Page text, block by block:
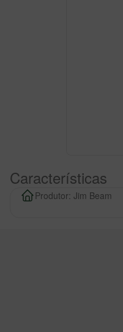
Características
Produtor: Jim Beam